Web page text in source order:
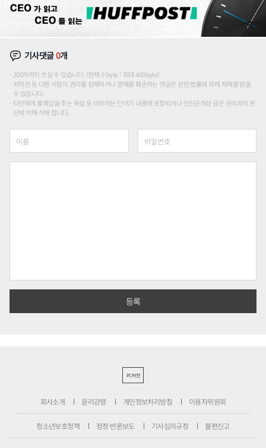
기사댓글0개
200자까지 쓰실 수 있습니다. (현재 0 byte / 최대 400byte)
저작권 등 다른 사람의 권리를 침해하거나 명예를 훼손하는 댓글은 관련 법률에 의해 제재를 받을
수 있습니다.
타인에게 불쾌감을 주는 욕설 등 비하하는 단어가 내용에 포함되거나 인신공격성 글은 관리자의 판
단에 의해 삭제 합니다.
PC버전
회사소개 윤리강령 개인정보처리방침 이용자위원회
청소년보호정책 정정·반론보도 기사심의규정 불편신고